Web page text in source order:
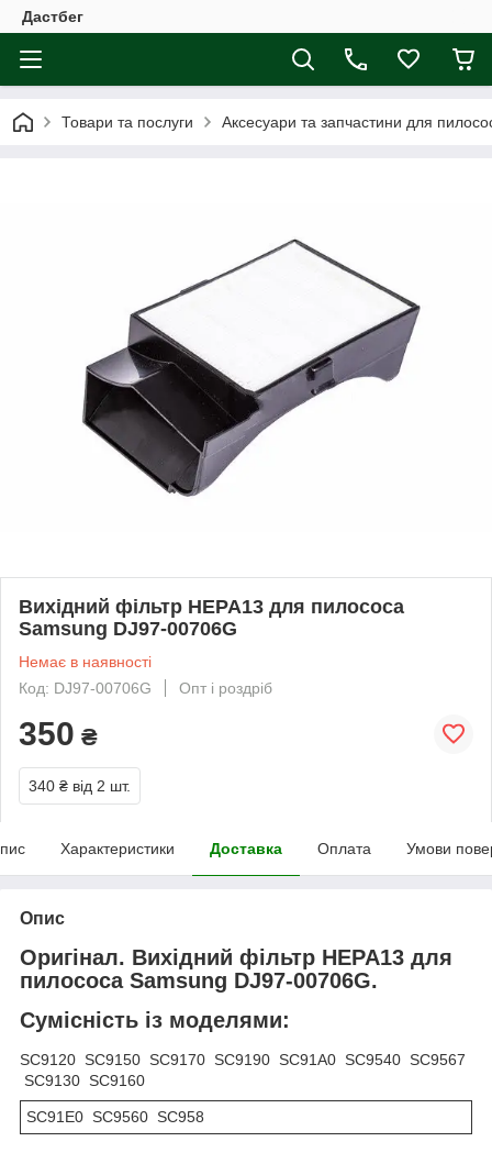
Дастбег
Товари та послуги Аксесуари та запчастини для
Вихідний фільтр HEPA13 для пилососа
Samsung DJ97-00706G
Немає в наявності
Код: DJ97-00706G
Опт і роздріб
350 ₴
340 ₴ від 2 шт.
Характеристики Доставка Оплата Умови
Опис
Оригінал. Вихідний фільтр HEPA13 для
пилососа Samsung DJ97-00706G.
Сумісність із моделями:
SC9120 SC9150 SC9170 SC9190 SC91A0 SC9540 SC9567
SC9130 SC9160
SC91E0 SC9560 SC958